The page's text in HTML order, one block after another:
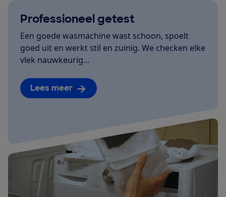
Professioneel getest
Een goede wasmachine wast schoon, spoelt
goed uit en werkt stil en zuinig. We checken elke
vlek nauwkeurig...
Lees meer